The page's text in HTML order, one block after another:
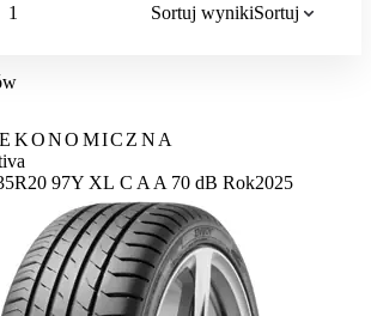
1 Sortuj wynikiSortuj
97Y XL Etykieta:
C A A 70 dB Rok2025